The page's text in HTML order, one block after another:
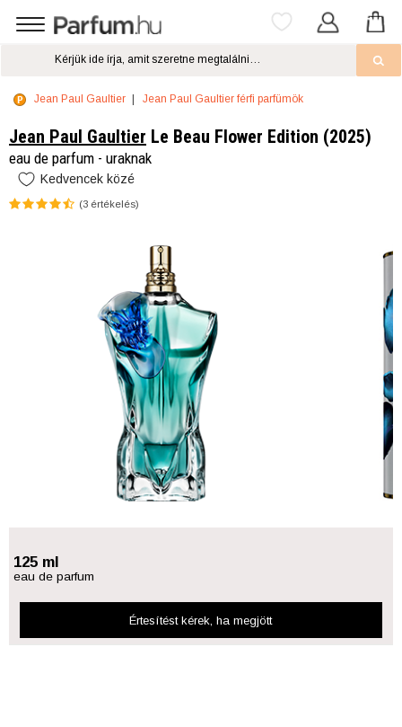
Jean Paul Gaultier Jean Paul Gaultier férfi parfümök
Jean Paul Gaultier Le Beau Flower Edition (2025)
eau de parfum - uraknak
Kedvencek közé
(3 értékelés)
125 ml
eau de parfum
Értesítést kérek, ha megjött